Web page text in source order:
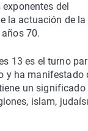
exponentes del
la actuación de la
70.
13 es el turno
y ha manifestado
un significado
islam,